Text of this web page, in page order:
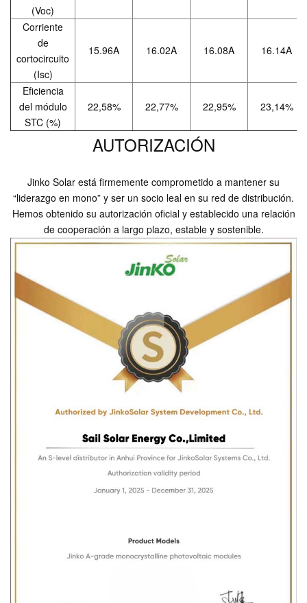
(Voc)
Corriente
de
cortocircuito
(Isc)
15.96A 16.02A 16.08A 16.14A
Eficiencia
del módulo
STC (%)
22,58% 22,77% 22,95% 23,14%
AUTORIZACIÓN
Jinko Solar está firmemente comprometido a mantener su
“liderazgo en mono” y ser un socio leal en su red de distribución.
Hemos obtenido su autorización oficial y establecido una relación
de cooperación a largo plazo, estable y sostenible.